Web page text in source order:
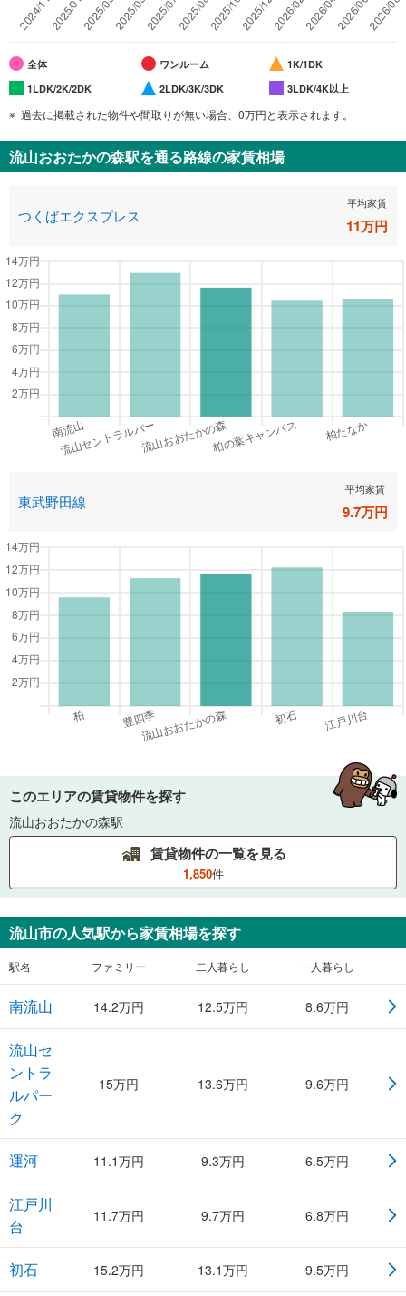
全体 ワンルーム
1K/1DK
1LDK/2K/2DK
2LDK/3K/3DK 3LDK/4K以上
過去に掲載された物件や間取りが無い場合、0万円と表示されます。
流山おおたかの森駅を通る路線の家賃相場
つくばエクスプレス
平均家賃
11万円
東武野田線
平均家賃
9.7万円
このエリアの賃貸物件を探す
流山おおたかの森駅
賃貸物件の一覧を見る
1,850件
流山市の人気駅から家賃相場を探す
駅名 ファミリー 二人暮らし 一人暮らし
南流山 14.2万円 12.5万円 8.6万円
流山セ
ントラ
ルパー
ク
15万円 13.6万円 9.6万円
運河 11.1万円 9.3万円 6.5万円
江戸川
台
11.7万円 9.7万円 6.8万円
初石 15.2万円 13.1万円 9.5万円